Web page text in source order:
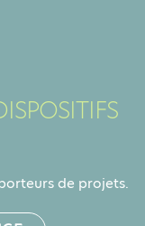
de projets.